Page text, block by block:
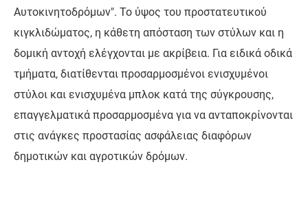
Αυτοκινητοδρόμων". Το ύψος του προστατευτικού
κιγκλιδώματος, η κάθετη απόσταση των στύλων και η
δομική αντοχή ελέγχονται με ακρίβεια. Για ειδικά οδικά
τμήματα, διατίθενται προσαρμοσμένοι ενισχυμένοι
στύλοι και ενισχυμένα μπλοκ κατά της σύγκρουσης,
επαγγελματικά προσαρμοσμένα για να ανταποκρίνονται
στις ανάγκες προστασίας ασφάλειας διαφόρων
δημοτικών και αγροτικών δρόμων.